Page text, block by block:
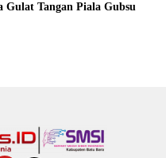
Gulat Tangan Piala Gubsu